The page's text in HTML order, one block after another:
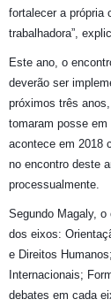
fortalecer a própria
trabalhadora”,
Este ano, o
deverão ser
próximos três
tomaram posse
acontece em 2018
no encontro deste
processualmente.
Segundo Magaly,
dos eixos:
e Direitos
Internacionais;
debates em cada